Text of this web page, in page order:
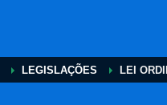
LEGISLAÇÕES LEI